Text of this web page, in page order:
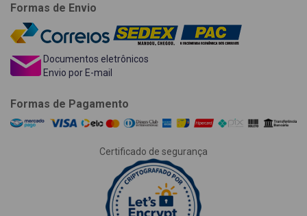
Formas de Envio
Documentos eletrônicos
Envio por E-mail
Formas de Pagamento
Certificado de segurança